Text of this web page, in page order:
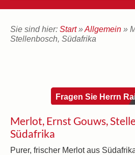
Sie sind hier: Start»Allgemein »
Stellenbosch, Südafrika
Fragen Sie Herrn
Merlot, Ernst Gouws,
Südafrika
Purer, frischer Merlot aus